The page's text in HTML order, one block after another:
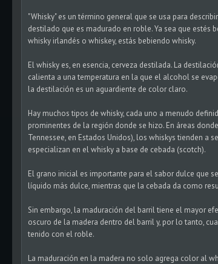
"Whisky" es un término general que se usa para
destilado que es madurado en roble. Ya sea que estés
whisky irlandés o whiskey, estás bebiendo whisky.
El whisky es, en esencia, cerveza destilada. La
calienta a una temperatura en la que el alcohol se
la destilación es un aguardiente de color claro.
Hay muchos tipos de whisky, cada uno a menudo
prominentes de la región donde se hizo. En áreas
Tennessee, en Estados Unidos), los whiskys tienden a
especializan en el whisky a base de cebada (scotch).
El grano inicial es importante para el sabor dulce que
líquido más dulce, mientras que la cebada da como
Sin embargo, la maduración del barril tiene el mayor
oscuro de la madera dentro del barril y, por lo tanto,
tenido con el roble.
La maduración en la madera no solo agrega color al